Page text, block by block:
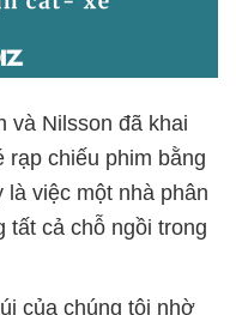
và Nilsson đã khai
rạp chiếu phim bằng
việc một nhà phân
tất cả chỗ ngồi trong
của chúng tôi nhờ